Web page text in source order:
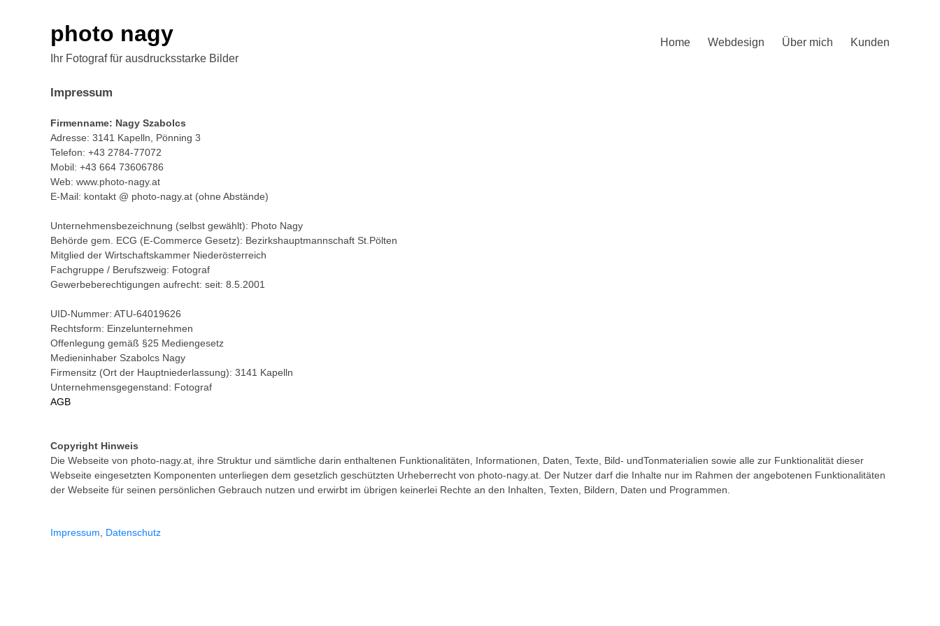
photo nagy
Ihr Fotograf für ausdrucksstarke Bilder
Home Webdesign Über mich Kunden
Impressum
Firmenname: Nagy Szabolcs
Adresse: 3141 Kapelln, Pönning 3
Telefon: +43 2784-77072
Mobil: +43 664 73606786
Web: www.photo-nagy.at
E-Mail: kontakt @ photo-nagy.at (ohne Abstände)
Unternehmensbezeichnung (selbst gewählt): Photo Nagy
Behörde gem. ECG (E-Commerce Gesetz): Bezirkshauptmannschaft St.Pölten
Mitglied der Wirtschaftskammer Niederösterreich
Fachgruppe / Berufszweig: Fotograf
Gewerbeberechtigungen aufrecht: seit: 8.5.2001
UID-Nummer: ATU-64019626
Rechtsform: Einzelunternehmen
Offenlegung gemäß §25 Mediengesetz
Medieninhaber Szabolcs Nagy
Firmensitz (Ort der Hauptniederlassung): 3141 Kapelln
Unternehmensgegenstand: Fotograf
AGB
Copyright Hinweis
Die Webseite von photo-nagy.at, ihre Struktur und sämtliche darin enthaltenen Funktionalitäten, Informationen, Daten, Texte, Bild- undTonmaterialien sowie alle zur Funktionalität dieser
Webseite eingesetzten Komponenten unterliegen dem gesetzlich geschützten Urheberrecht von photo-nagy.at. Der Nutzer darf die Inhalte nur im Rahmen der angebotenen Funktionalitäten
der Webseite für seinen persönlichen Gebrauch nutzen und erwirbt im übrigen keinerlei Rechte an den Inhalten, Texten, Bildern, Daten und Programmen.
Impressum Datenschutz